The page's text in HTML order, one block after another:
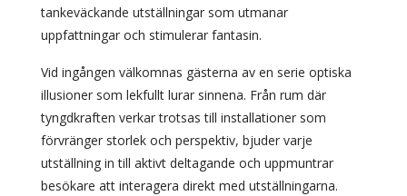
tankeväckande utställningar som utmanar
uppfattningar och stimulerar fantasin.
Vid ingången välkomnas gästerna av en serie optiska
illusioner som lekfullt lurar sinnena. Från rum där
tyngdkraften verkar trotsas till installationer som
förvränger storlek och perspektiv, bjuder varje
utställning in till aktivt deltagande och uppmuntrar
besökare att interagera direkt med utställningarna.